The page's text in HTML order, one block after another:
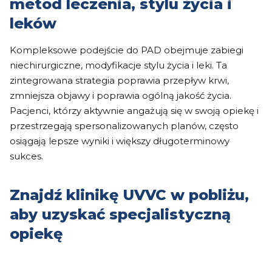
metod leczenia, stylu życia i
leków
Kompleksowe podejście do PAD obejmuje zabiegi
niechirurgiczne, modyfikacje stylu życia i leki. Ta
zintegrowana strategia poprawia przepływ krwi,
zmniejsza objawy i poprawia ogólną jakość życia.
Pacjenci, którzy aktywnie angażują się w swoją opiekę i
przestrzegają spersonalizowanych planów, często
osiągają lepsze wyniki i większy długoterminowy
sukces.
Znajdź klinikę UVVC w pobliżu,
aby uzyskać specjalistyczną
opiekę